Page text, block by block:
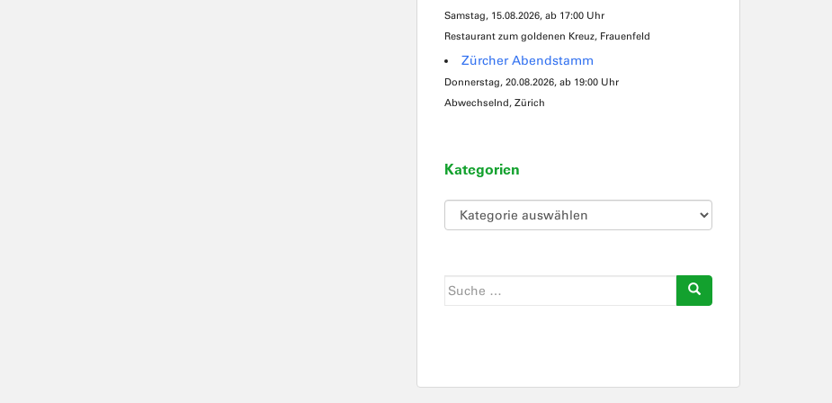
Samstag, 15.08.2026, ab 17:00 Uhr
Restaurant zum goldenen Kreuz, Frauenfeld
Zürcher Abendstamm
Donnerstag, 20.08.2026, ab 19:00 Uhr
Abwechselnd, Zürich
Kategorien
Kategorien
Suche